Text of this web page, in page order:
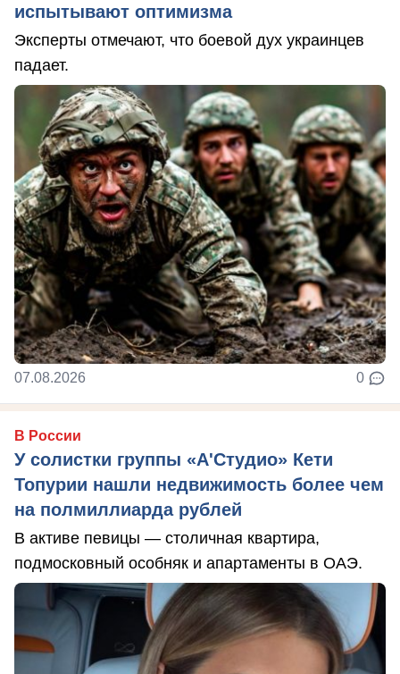
испытывают оптимизма
Эксперты отмечают, что боевой дух украинцев
падает.
07.08.2026 0
В России
У солистки группы «А'Студио» Кети
Топурии нашли недвижимость более чем
на полмиллиарда рублей
В активе певицы — столичная квартира,
подмосковный особняк и апартаменты в ОАЭ.